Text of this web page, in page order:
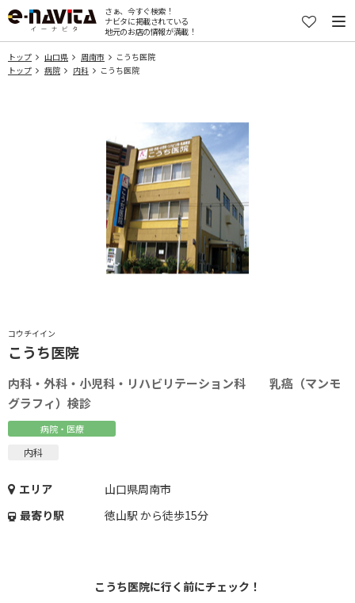
さぁ、今すぐ検索！
ナビタに掲載されている
地元のお店の情報が満載！
トップ 山口県 周南市
こうち医院
トップ
病院 内科 こうち医院
コウチイイン
こうち医院
内科・外科・小児科・リハビリテーション科 乳癌（マンモ
グラフィ）検診
病院・医療
内科
エリア
山口県周南市
最寄り駅
徳山駅 から徒歩15分
こうち医院に行く前にチェック！